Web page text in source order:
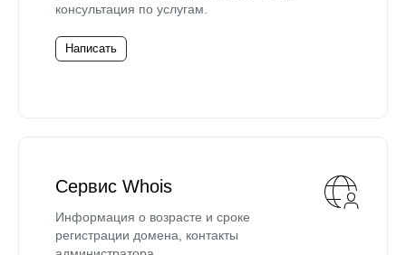
консультация по услугам.
Написать
Сервис Whois
Информация о возрасте и сроке
регистрации домена, контакты